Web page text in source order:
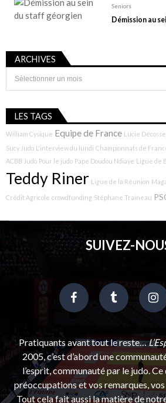
Seniors
Démission au
ARCHIVES
Archives
LES TAGS
William Cysique Equipe de France Lucie Décosse
Sucy Judo L'interview du lundi Championnats de
ACBB Judo Pour le judo Pape Doudou Ndiaye Ligue de
Teddy Riner Ligue de la Réunion
Crédit Agricole crowdfunding Stéphane Traineau
SUIVEZ-
Pratiquants avant tout le reste…
2005, c’est d’abord une
l’esprit, communauté par le judo.
préoccupations et vos remarques, vos
Tout cela fait aussi la matière de